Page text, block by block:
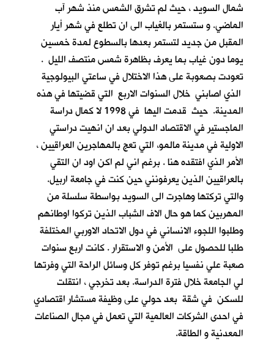
شمال السويد ، حيث لم تشرق الشمس منذ شهر آب
الماضي. و ستستمر بالغياب الى ان تطلع في شهر أيار
المقبل من جديد لتستمر بعدها بالسطوع لمدة خمسين
يوما دون غياب بما يعرف بظاهرة شمس منتصف الليل .
تعودت بصعوبة على هذا الاختلال في ساعتي البيولوجية
الذي اصابني خلال السنوات الاربع التي قضيتها في هذه
المدينة. حيث قدمت اليها في 1998 لا كمال دراسة
الماجستير في الاقتصاد الدولي بعد ان انهيت دراستي
الاولية في مدينة مالمو، التي تعج بالمهاجرين العراقيين ،
الأمر الذي افتقده هنا . برغم اني لم اكن اود ان التقي
بالعراقيين الذين يعرفونني حين كنت في جامعة اربيل.
والتي تركتها وهاجرت الى السويد بواسطة سلسلة من
المهربين كما هو حال الاف الشباب الذين تركوا اوطانهم
وطلبوا اللجوء الانساني في دول الاتحاد الاوربي المختلفة
طلبا للحصول على الأمن و الاستقرار . كانت اربع سنوات
صعبة علي نفسيا برغم توفر كل وسائل الراحة التي وفرتها
لي الجامعة خلال فترة الدراسة. بعد تخرجي ، انتقلت
للسكن في شقة بعد حولي على وظيفة مستشار اقتصادي
في احدى الشركات العالمية التي تعمل في مجال الصناعات
المعدنية و الطاقة.